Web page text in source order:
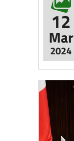
12
Mar
2024